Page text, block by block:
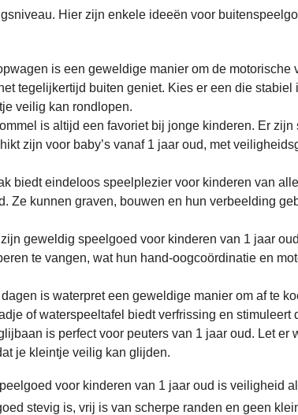
Hier zijn enkele ideeën voor
is een geweldige manier om de motorische
tegelijkertijd buiten geniet. Kies er een die stabiel
veilig kan rondlopen.
is altijd een favoriet bij jonge kinderen. Er
zijn voor baby’s vanaf 1 jaar oud, met
biedt eindeloos speelplezier voor kinderen van
Ze kunnen graven, bouwen en hun verbeelding
geweldig speelgoed voor kinderen van 1 jaar
te vangen, wat hun hand-oogcoördinatie en
is waterpret een geweldige manier om af te
of waterspeeltafel biedt verfrissing en stimuleert
is perfect voor peuters van 1 jaar oud. Let er
je kleintje veilig kan glijden.
voor kinderen van 1 jaar oud is veiligheid
stevig is, vrij is van scherpe randen en geen